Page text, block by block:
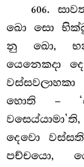
606.
ඛො සො
නු ඛො,
යෙනෙකදා
හොති –
දෙවො
පච්චයො,